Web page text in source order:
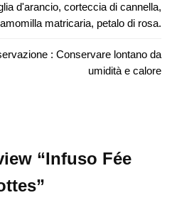
d'arancio, corteccia di cannella,
matricaria, petalo di rosa.
: Conservare lontano da
umidità e calore
“Infuso Fée